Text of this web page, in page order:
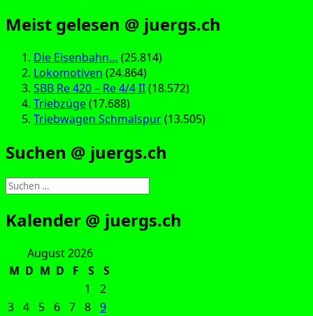
Meist gelesen @ juergs.ch
Die Eisenbahn… (25.814)
Lokomotiven (24.864)
SBB Re 420 – Re 4/4 II(18.572)
Triebzüge(17.688)
Triebwagen Schmalspur(13.505)
Suchen @ juergs.ch
Suchen
nach:
Kalender @ juergs.ch
August 2026
M D M D F S
S
1
2
3 4 5 6 7 8 9